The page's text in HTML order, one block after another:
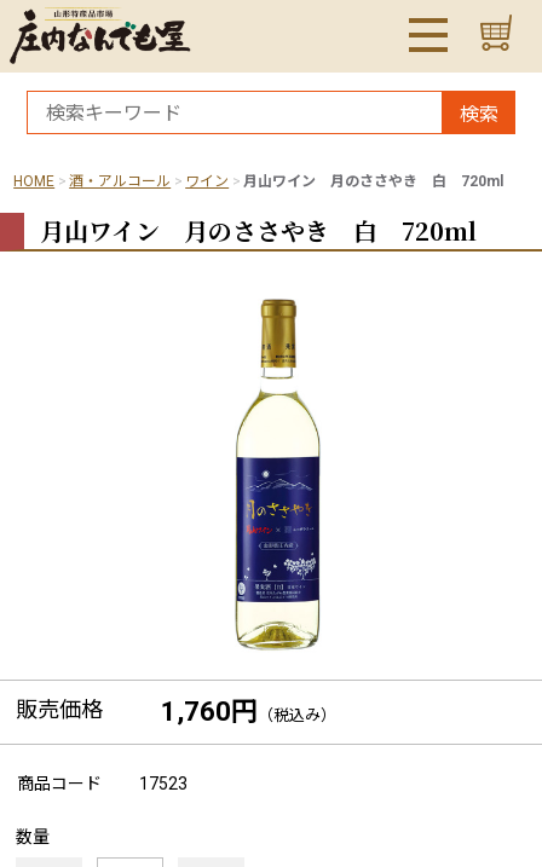
検索
HOME 酒・アルコール ワイン 月山ワイン 月のささやき 白 720ml
月山ワイン 月のささやき 白 720ml
販売価格 1,760円 （税込み）
商品コード 17523
数量